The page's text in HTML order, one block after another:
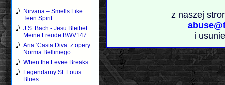
Nirvana – Smells Like
Teen Spirit
J.S. Bach - Jesu Bleibet
Meine Freude BWV147
Aria ‘Casta Diva’ z opery
Norma Belliniego
When the Levee Breaks
Legendarny St. Louis
Blues
z naszej
i